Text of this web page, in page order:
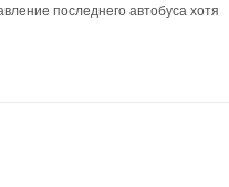
последнего автобуса хотя